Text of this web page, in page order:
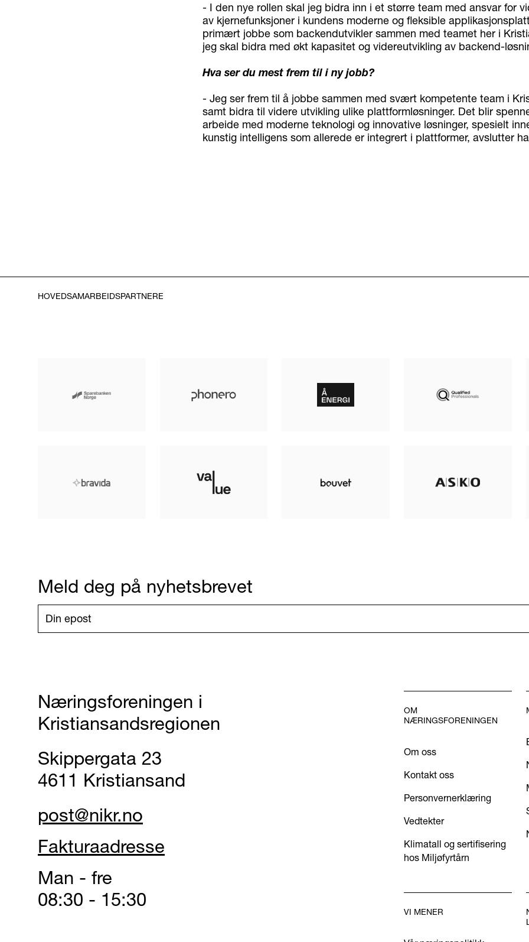
- I den nye rollen skal jeg bidra inn i et større team med ansvar for
av kjernefunksjoner i kundens moderne og fleksible
primært jobbe som backendutvikler sammen med teamet her i
jeg skal bidra med økt kapasitet og videreutvikling av backend-
Hva ser du mest frem til i ny jobb?
- Jeg ser frem til å jobbe sammen med svært kompetente team i
samt bidra til videre utvikling ulike plattformløsninger. Det blir
arbeide med moderne teknologi og innovative løsninger, spesielt
kunstig intelligens som allerede er integrert i plattformer, avslutter
HOVEDSAMARBEIDSPARTNERE
Meld deg på nyhetsbrevet
Næringsforeningen i
Kristiansandsregionen
Skippergata 23
4611 Kristiansand
post@nikr.no
Fakturaadresse
Man - fre
08:30 - 15:30
OM
NÆRINGSFORENINGEN
Om oss
Kontakt oss
Personvernerklæring
Vedtekter
Klimatall og sertifisering
hos Miljøfyrtårn
VI MENER